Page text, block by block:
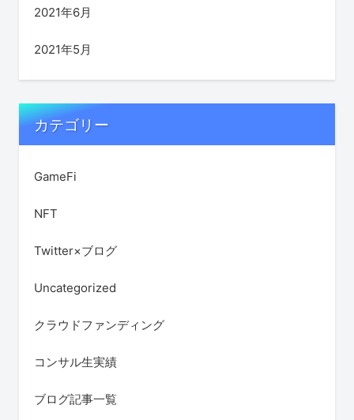
2021年6月
2021年5月
カテゴリー
GameFi
NFT
Twitter×ブログ
Uncategorized
クラウドファンディング
コンサル生実績
ブログ記事一覧